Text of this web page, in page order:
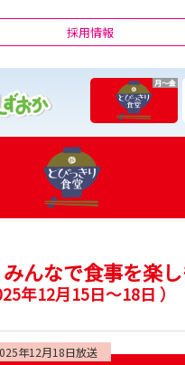
採用情報
月～金
みんなで食事を楽し
年12月15日～18日 ）
年12月18日放送